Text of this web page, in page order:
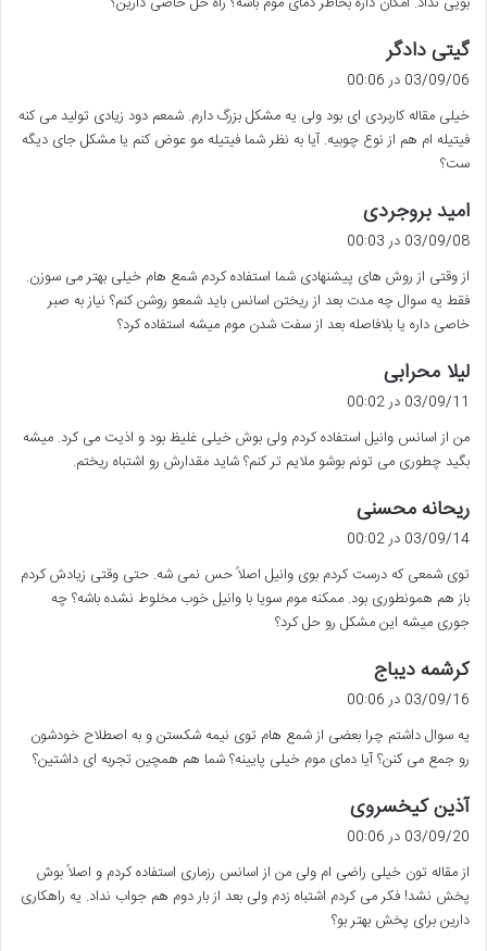
گیتی دادگر
ف
:
03/09/06 در 00:06
خیلی مقاله کاربردی ای بود ولی یه مشکل بزرگ دارم. شمعم دود زیادی تولید می کنه
فیتیله ام هم از نوع چوبیه. آیا به نظر شما فیتیله مو عوض کنم یا مشکل جای دیگه
ست؟
امید بروجردی
ف
:
03/09/08 در 00:03
از وقتی از روش های پیشنهادی شما استفاده کردم شمع هام خیلی بهتر می سوزن.
فقط یه سوال چه مدت بعد از ریختن اسانس باید شمعو روشن کنم؟ نیاز به صبر
خاصی داره یا بلافاصله بعد از سفت شدن موم میشه استفاده کرد؟
لیلا محرابی
ف
:
03/09/11 در 00:02
من از اسانس وانیل استفاده کردم ولی بوش خیلی غلیظ بود و اذیت می کرد. میشه
بگید چطوری می تونم بوشو ملایم تر کنم؟ شاید مقدارش رو اشتباه ریختم.
ریحانه محسنی
ف
:
03/09/14 در 00:02
توی شمعی که درست کردم بوی وانیل اصلاً حس نمی شه. حتی وقتی زیادش کردم
باز هم همونطوری بود. ممکنه موم سویا با وانیل خوب مخلوط نشده باشه؟ چه
جوری میشه این مشکل رو حل کرد؟
کرشمه دیباج
ف
:
03/09/16 در 00:06
یه سوال داشتم چرا بعضی از شمع هام توی نیمه شکستن و به اصطلاح خودشون
رو جمع می کنن؟ آیا دمای موم خیلی پایینه؟ شما هم همچین تجربه ای داشتین؟
آذین کیخسروی
ف
:
03/09/20 در 00:06
از مقاله تون خیلی راضی ام ولی من از اسانس رزماری استفاده کردم و اصلاً بوش
پخش نشد! فکر می کردم اشتباه زدم ولی بعد از بار دوم هم جواب نداد. یه راهکاری
دارین برای پخش بهتر بو؟